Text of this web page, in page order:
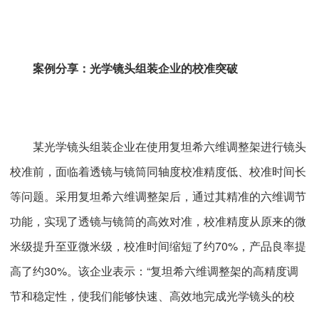
案例分享：光学镜头组装企业的校准突破
某光学镜头组装企业在使用复坦希六维调整架进行镜头
校准前，面临着透镜与镜筒同轴度校准精度低、校准时间长
等问题。采用复坦希六维调整架后，通过其精准的六维调节
功能，实现了透镜与镜筒的高效对准，校准精度从原来的微
米级提升至亚微米级，校准时间缩短了约70%，产品良率提
高了约30%。该企业表示：“复坦希六维调整架的高精度调
节和稳定性，使我们能够快速、高效地完成光学镜头的校